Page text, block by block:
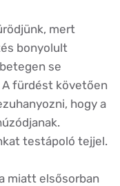
mert
bonyolult
se
fürdést követően
hogy a
testápoló tejjel.
miatt elsősorban